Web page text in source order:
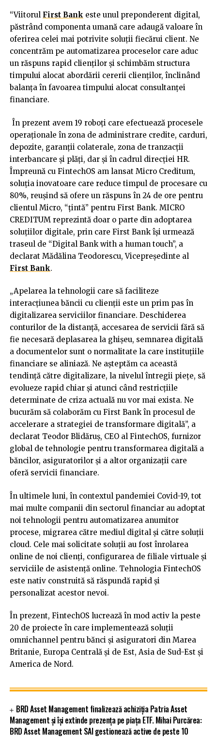
“Viitorul First Bank este unul preponderent digital,
păstrând componenta umană care adaugă valoare în
oferirea celei mai potrivite soluții fiecărui client. Ne
concentrăm pe automatizarea proceselor care aduc
un răspuns rapid clienților și schimbăm structura
timpului alocat abordării cererii clienților, înclinând
balanța în favoarea timpului alocat consultanței
financiare.
În prezent avem 19 roboți care efectuează procesele
operaționale în zona de administrare credite, carduri,
depozite, garanții colaterale, zona de tranzacții
interbancare și plăți, dar și în cadrul direcției HR.
Împreună cu FintechOS am lansat Micro Creditum,
soluția inovatoare care reduce timpul de procesare cu
80%, reușind să ofere un răspuns în 24 de ore pentru
clientul Micro, “țintă” pentru First Bank. MICRO
CREDITUM reprezintă doar o parte din adoptarea
soluțiilor digitale, prin care First Bank își urmează
traseul de “Digital Bank with a human touch”, a
declarat Mădălina Teodorescu, Vicepreședinte al
First Bank.
„Apelarea la tehnologii care să faciliteze
interacțiunea băncii cu clienții este un prim pas în
digitalizarea serviciilor financiare. Deschiderea
conturilor de la distanță, accesarea de servicii fără să
fie necesară deplasarea la ghișeu, semnarea digitală
a documentelor sunt o normalitate la care instituțiile
financiare se aliniază. Ne așteptăm ca această
tendință către digitalizare, la nivelul întregii piețe, să
evolueze rapid chiar și atunci când restricțiile
determinate de criza actuală nu vor mai exista. Ne
bucurăm să colaborăm cu First Bank în procesul de
accelerare a strategiei de transformare digitală”, a
declarat Teodor Blidăruș, CEO al FintechOS, furnizor
global de tehnologie pentru transformarea digitală a
băncilor, asiguratorilor și a altor organizații care
oferă servicii financiare.
În ultimele luni, în contextul pandemiei Covid-19, tot
mai multe companii din sectorul financiar au adoptat
noi tehnologii pentru automatizarea anumitor
procese, migrarea către mediul digital și către soluții
cloud. Cele mai solicitate soluții au fost înrolarea
online de noi clienți, configurarea de filiale virtuale și
serviciile de asistență online. Tehnologia FintechOS
este nativ construită să răspundă rapid și
personalizat acestor nevoi.
În prezent, FintechOS lucrează în mod activ la peste
20 de proiecte în care implementează soluții
omnichannel pentru bănci și asiguratori din Marea
Britanie, Europa Centrală și de Est, Asia de Sud-Est și
America de Nord.
BRD Asset Management finalizează achiziția Patria Asset
Management și își extinde prezența pe piața ETF. Mihai Purcărea:
BRD Asset Management SAI gestionează active de peste 10